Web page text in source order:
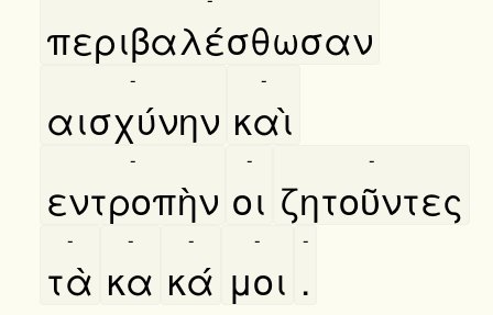
περιβαλέσθωσαν
αισχύνην
-
καὶ
-
εντροπὴν
-
οι
-
ζητοῦντες
-
τὰ
-
κα
-
κά
-
μοι
-
.
-